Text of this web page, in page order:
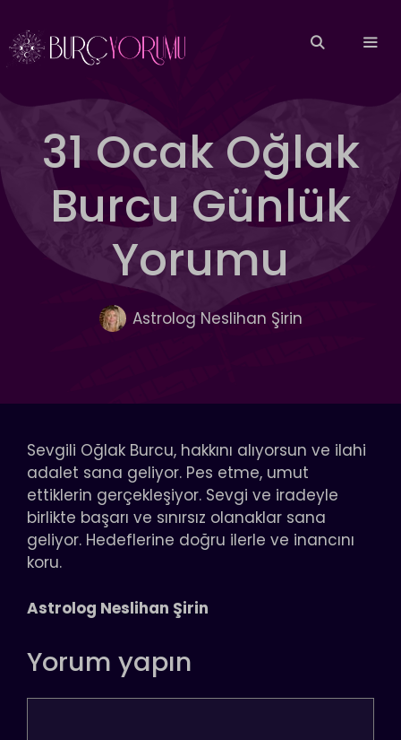
atla
31 Ocak Oğlak
Burcu Günlük
Yorumu
Astrolog Neslihan Şirin
Sevgili Oğlak Burcu, hakkını alıyorsun ve ilahi
adalet sana geliyor. Pes etme, umut
ettiklerin gerçekleşiyor. Sevgi ve iradeyle
birlikte başarı ve sınırsız olanaklar sana
geliyor. Hedeflerine doğru ilerle ve inancını
koru.
Astrolog Neslihan Şirin
Yorum yapın